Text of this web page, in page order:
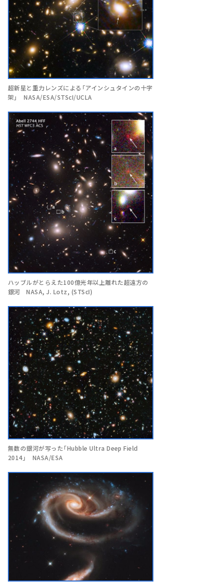
超新星と重力レンズによる「アインシュタインの十字
架」 NASA/ESA/STScI/UCLA
ハッブルがとらえた100億光年以上離れた超遠方の
銀河 NASA, J. Lotz, (STScI)
無数の銀河が写った「Hubble Ultra Deep Field
2014」 NASA/ESA